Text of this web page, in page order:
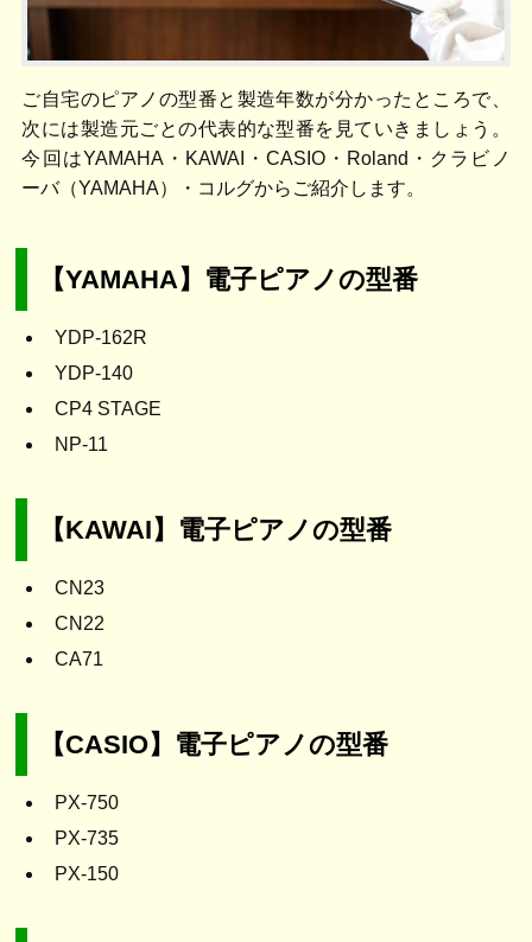
ご自宅のピアノの型番と製造年数が分かったところで、
次には製造元ごとの代表的な型番を見ていきましょう。
今回はYAMAHA・KAWAI・CASIO・Roland・クラビノ
ーバ（YAMAHA）・コルグからご紹介します。
【YAMAHA】電子ピアノの型番
YDP-162R
YDP-140
CP4 STAGE
NP-11
【KAWAI】電子ピアノの型番
CN23
CN22
CA71
【CASIO】電子ピアノの型番
PX-750
PX-735
PX-150